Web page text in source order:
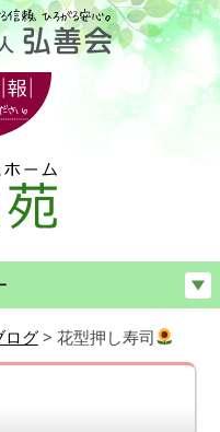
ログ> 花型押し寿司